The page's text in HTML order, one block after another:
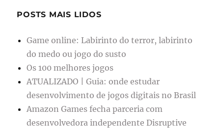
POSTS MAIS LIDOS
Game online: Labirinto do terror, labirinto
do medo ou jogo do susto
Os 100 melhores jogos
ATUALIZADO | Guia: onde estudar
desenvolvimento de jogos digitais no Brasil
Amazon Games fecha parceria com
desenvolvedora independente Disruptive